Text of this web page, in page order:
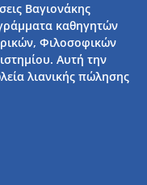
Βαγιονάκης
καθηγητών
Φιλοσοφικών
Αυτή την
λιανικής πώλησης